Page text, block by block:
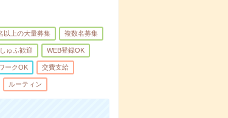
以上の大量募集 複数名募集
しゅふ歓迎 WEB登録OK
ークOK 交費支給
ルーティン